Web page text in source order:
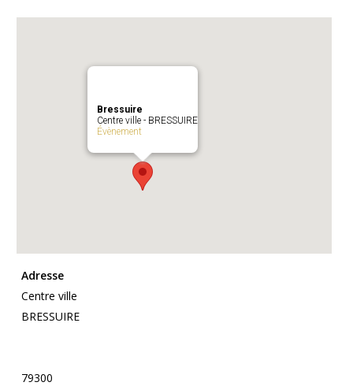
Bressuire
Centre ville - BRESSUIRE
Évènement
Adresse
Centre ville
BRESSUIRE
79300